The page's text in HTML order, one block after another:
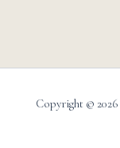
Copyright ©